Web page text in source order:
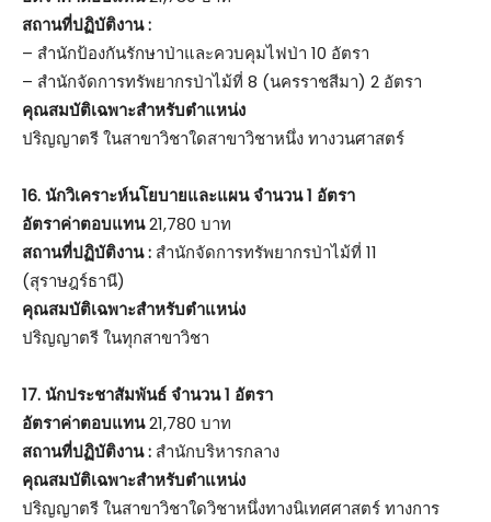
สถานที่ปฏิบัติงาน :
– สำนักป้องกันรักษาป่าและควบคุมไฟป่า 10 อัตรา
– สำนักจัดการทรัพยากรป่าไม้ที่ 8 (นครราชสีมา) 2 อัตรา
คุณสมบัติเฉพาะสำหรับตำแหน่ง
ปริญญาตรี ในสาขาวิชาใดสาขาวิชาหนึ่ง ทางวนศาสตร์
16. นักวิเคราะห์นโยบายและแผน จำนวน 1 อัตรา
อัตราค่าตอบแทน21,780 บาท
สถานที่ปฏิบัติงาน : สำนักจัดการทรัพยากรป่าไม้ที่ 11
(สุราษฎร์ธานี)
คุณสมบัติเฉพาะสำหรับตำแหน่ง
ปริญญาตรี ในทุกสาขาวิชา
17. นักประชาสัมพันธ์ จำนวน 1 อัตรา
อัตราค่าตอบแทน21,780 บาท
สถานที่ปฏิบัติงาน : สำนักบริหารกลาง
คุณสมบัติเฉพาะสำหรับตำแหน่ง
ปริญญาตรี ในสาขาวิชาใดวิชาหนึ่งทางนิเทศศาสตร์ ทางการ